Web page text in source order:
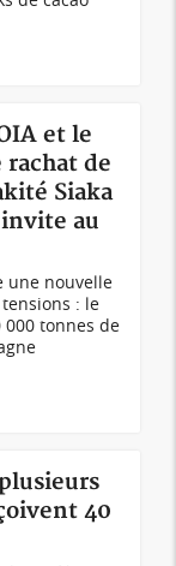
et le
rachat de
Siaka
au
une nouvelle
: le
tonnes de
40